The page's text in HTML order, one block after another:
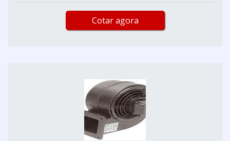
Cotar agora